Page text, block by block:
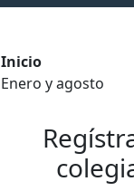
Inicio
Enero y agosto